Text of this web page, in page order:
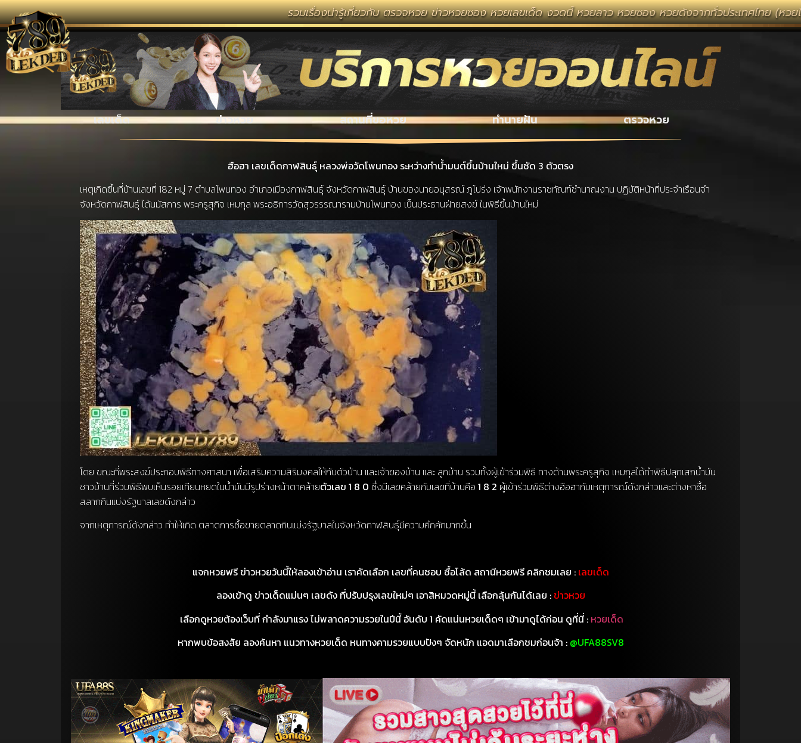
รวมเรื่องน่ารู้เกี่ยวกับ ตรวจหวย ข่าวหวยซอง หวยเลขเด็ด งวดนี้ หวยลาว หวยซอง หวยดังจากทั่วประเทศไทย (หวยไทยรัฐ หวยแ
เลขเด็ด ข่าวหวย สถานที่ขอหวย ทำนายฝัน ตรวจหวย
ฮือฮา เลขเด็ดกาฬสินธุ์ หลวงพ่อวัดโพนทอง ระหว่างทำน้ำมนต์ขึ้นบ้านใหม่ ขึ้นชัด 3 ตัวตรง
เหตุเกิดขึ้นที่บ้านเลขที่ 182 หมู่ 7 ตำบลโพนทอง อำเภอเมืองกาฬสินธุ์ จังหวัดกาฬสินธุ์ บ้านของนายอนุสรณ์ ภูโปร่ง เจ้าพนักงานราชทัณฑ์ชำนาญงาน ปฏิบัติหน้าที่ประจำเรือนจำ
จังหวัดกาฬสินธุ์ ได้นมัสการ พระครูสุกิจ เหมกุล พระอธิการวัดสุวรรรณารามบ้านโพนทอง เป็นประธานฝ่ายสงฆ์ ในพิธีขึ้นบ้านใหม่
โดย ขณะที่พระสงฆ์ประกอบพิธีทางศาสนา เพื่อเสริมความสิริมงคลให้กับตัวบ้าน และเจ้าของบ้าน และ ลูกบ้าน รวมทั้งผู้เข้าร่วมพิธี ทางด้านพระครูสุกิจ เหมกุลได้ทำพิธีปลุกเสกน้ำมัน
ชาวบ้านที่ร่วมพิธีพบเห็นรอยเทียนหยดในน้ำมันมีรูปร่างหน้าตาคล้ายตัวเลข 1 8 0 ซึ่งมีเลขคล้ายกับเลขที่บ้านคือ 1 8 2 ผู้เข้าร่วมพิธีต่างฮือฮากับเหตุการณ์ดังกล่าวและต่างหาซื้อ
สลากกินแบ่งรัฐบาลเลขดังกล่าว
จากเหตุการณ์ดังกล่าว ทำให้เกิด ตลาดการซื้อขายตลาดกินแบ่งรัฐบาลในจังหวัดกาฬสินธุ์มีความคึกคักมากขึ้น
แจกหวยฟรี ข่าวหวยวันนี้ให้ลองเข้าอ่าน เราคัดเลือก เลขที่คนชอบ ซื้อโล้ด สถานีหวยฟรี คลิกชมเลย : เลขเด็ด
ลองเข้าดู ข่าวเด็ดแม่นๆ เลขดัง ที่ปรับปรุงเลขใหม่ๆ เอาสิหมวดหมู่นี้ เลือกลุ้นกันได้เลย :ข่าวหวย
เลือกดูหวยต้องเว็บที่ กำลังมาแรง ไม่พลาดความรวยในปีนี้ อันดับ 1 คัดแน่นหวยเด็ดๆ เข้ามาดูได้ก่อน ดูที่นี่ : หวยเด็ด
หากพบข้อสงสัย ลองค้นหา แนวทางหวยเด็ด หนทางคามรวยแบบปังๆ จัดหนัก แอดมาเลือกชมก่อนจ้า : @UFA88SV8